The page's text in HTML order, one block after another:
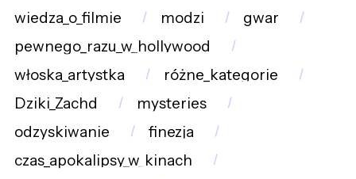
wiedza_o_filmie
modzi
gwar
pewnego_razu_w_hollywood
włoska_artystka
różne_kategorie
Dziki_Zachd
mysteries
odzyskiwanie
finezja
czas_apokalipsy_w_kinach